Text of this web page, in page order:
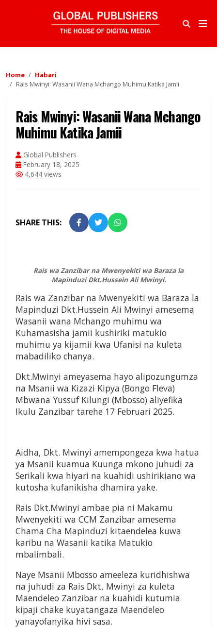
Home
Habari
Rais Mwinyi: Wasanii Wana Mchango Muhimu Katika Jamii
Rais Mwinyi: Wasanii Wana Mchango
Muhimu Katika Jamii
Global Publishers
February 18, 2025
4,644 views
SHARE THIS:
Rais wa Zanzibar na Mwenyekiti wa Baraza la
Mapinduzi Dkt.Hussein Ali Mwinyi.
Rais wa Zanzibar na Mwenyekiti wa Baraza la
Mapinduzi Dkt.Hussein Ali Mwinyi amesema
Wasanii wana Mchango muhimu wa
Kuhamasisha jamii kushiriki matukio
muhimu ya kijamii kwa Ufanisi na kuleta
mabadiliko chanya.
Dkt.Mwinyi ameyasema hayo alipozungumza
na Msanii wa Kizazi Kipya (Bongo Fleva)
Mbwana Yussuf Kilungi (Mbosso) aliyefika
Ikulu Zanzibar tarehe 17 Februari 2025.
Aidha, Dkt. Mwinyi amempongeza kwa hatua
ya Msanii kuamua Kuunga mkono juhudi za
Serikali kwa hiyari na kuahidi ushirikiano wa
kutosha kufanikisha dhamira yake.
Rais Dkt.Mwinyi ambae pia ni Makamu
Mwenyekiti wa CCM Zanzibar amesema
Chama Cha Mapinduzi kitaendelea kuwa
karibu na Wasanii katika Matukio
mbalimbali.
Naye Msanii Mbosso ameeleza kuridhishwa
na juhudi za Rais Dkt, Mwinyi za kuleta
Maendeleo Zanzibar na kuahidi kutumia
kipaji chake kuyatangaza Maendeleo
yanayofanyika hivi sasa.